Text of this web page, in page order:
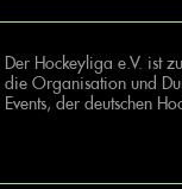
Der Hockeyliga e.V. ist
die Organisation und
Events, der deutschen